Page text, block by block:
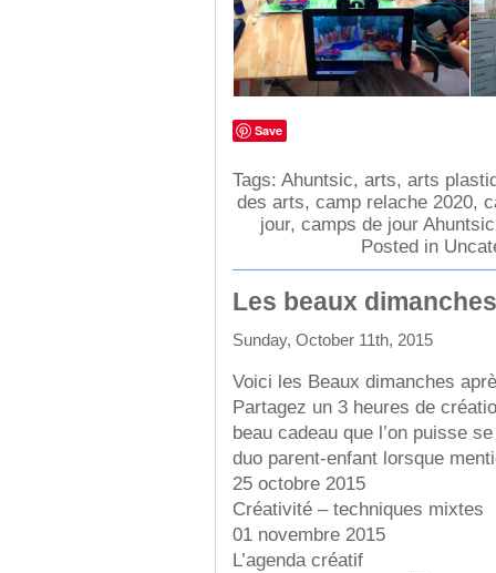
Save
Tags: Ahuntsic, arts, arts
des arts, camp relache 2020,
jour, camps de jour Ahuntsic
Posted in
Les beaux
Sunday, October 11th, 2015
Voici les Beaux dimanches
Partagez un 3 heures de
beau cadeau que l’on puisse
duo parent-enfant lorsque
25 octobre 2015
Créativité – techniques mixtes
01 novembre 2015
L’agenda créatif